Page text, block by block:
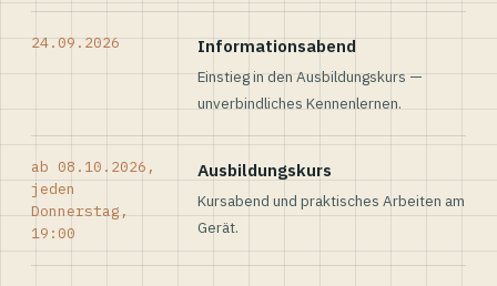
24.09.2026 Informationsabend
Einstieg in den Ausbildungskurs —
unverbindliches Kennenlernen.
ab 08.10.2026,
jeden
Donnerstag,
19:00
Ausbildungskurs
Kursabend und praktisches Arbeiten am
Gerät.